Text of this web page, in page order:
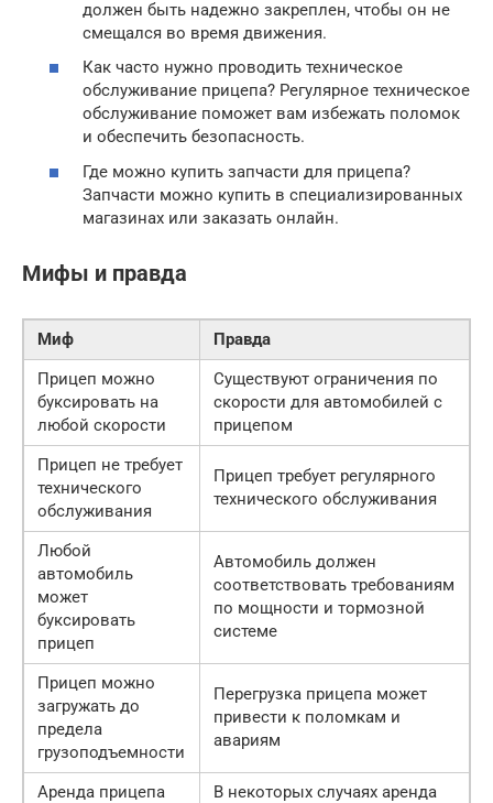
должен быть надежно закреплен, чтобы он не
смещался во время движения.
Как часто нужно проводить техническое
обслуживание прицепа? Регулярное техническое
обслуживание поможет вам избежать поломок
и обеспечить безопасность.
Где можно купить запчасти для прицепа?
Запчасти можно купить в специализированных
магазинах или заказать онлайн.
Мифы и правда
Миф
Правда
Прицеп можно
буксировать на
любой скорости
Существуют ограничения по
скорости для автомобилей с
прицепом
Прицеп не требует
технического
обслуживания
Прицеп требует регулярного
технического обслуживания
Любой
автомобиль
может
буксировать
прицеп
Автомобиль должен
соответствовать требованиям
по мощности и тормозной
системе
Прицеп можно
загружать до
предела
грузоподъемности
Перегрузка прицепа может
привести к поломкам и
авариям
Аренда прицепа
В некоторых случаях аренда